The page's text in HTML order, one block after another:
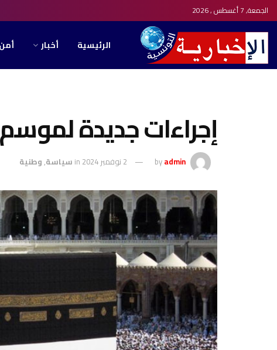
الجمعة, 7 أغسطس , 2026
الرئيسية أخبار أمن
إجراءات جديدة
byadmin 2 نوفمبر 2024 in سياسة,وطنية